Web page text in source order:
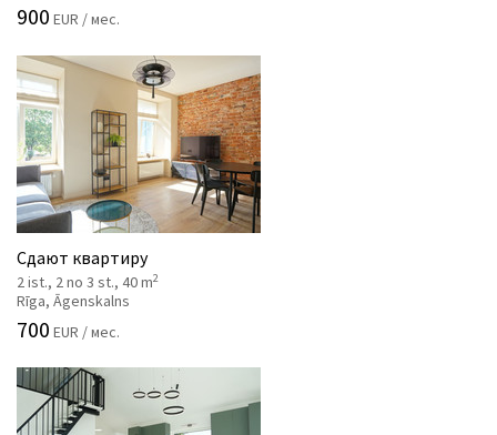
900 EUR / мес.
Сдают квартиру
2 ist., 2 no 3 st., 40 m2
Rīga, Āgenskalns
700 EUR / мес.